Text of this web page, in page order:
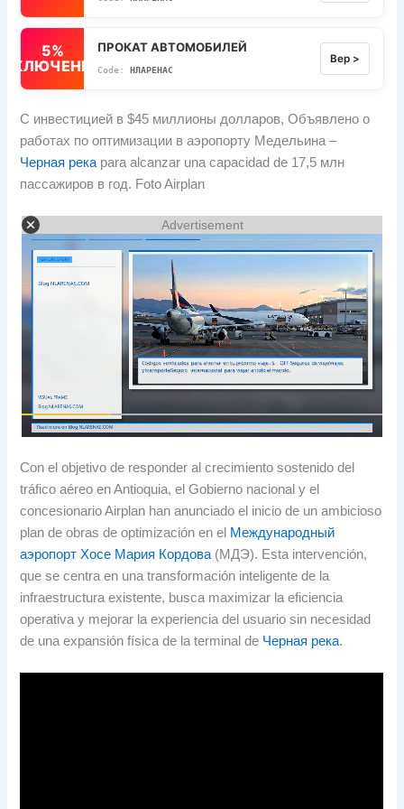
5%
ПРОКАТ АВТОМОБИЛЕЙ
НЛАРЕНАС
Вер >
С инвестицией в $45 миллионы долларов, Объявлено о
работах по оптимизации в аэропорту Медельина –
Черная река para alcanzar una capacidad de 17,5 млн
пассажиров в год. Foto Airplan
Advertisement
Con el objetivo de responder al crecimiento sostenido del
tráfico aéreo en Antioquia,el Gobierno nacional y el
concesionario Airplan han anunciado el inicio de un ambicioso
plan de obras de optimización en el Международный
аэропорт Хосе Мария Кордова (МДЭ). Esta intervención,
que se centra en una transformación inteligente de la
infraestructura existente, busca maximizar la eficiencia
operativa y mejorar la experiencia del usuario sin necesidad
de una expansión física de la terminal de Черная река.